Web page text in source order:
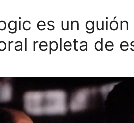
es un
repleta de